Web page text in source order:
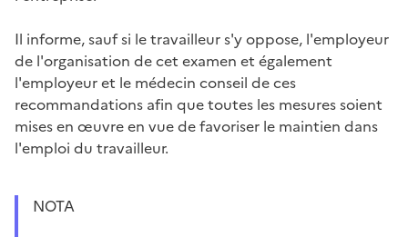
Il informe, sauf si le travailleur s'y oppose, l'employeur
de l'organisation de cet examen et également
l'employeur et le médecin conseil de ces
recommandations afin que toutes les mesures soient
mises en œuvre en vue de favoriser le maintien dans
l'emploi du travailleur.
NOTA